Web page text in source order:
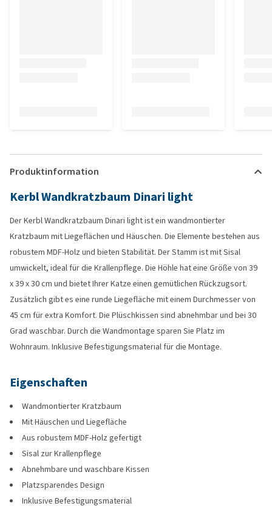
Produktinformation
Kerbl Wandkratzbaum Dinari light
Der Kerbl Wandkratzbaum Dinari light ist ein wandmontierter
Kratzbaum mit Liegeflächen und Häuschen. Die Elemente bestehen aus
robustem MDF-Holz und bieten Stabilität. Der Stamm ist mit Sisal
umwickelt, ideal für die Krallenpflege. Die Höhle hat eine Größe von 39
x 39 x 30 cm und bietet Ihrer Katze einen gemütlichen Rückzugsort.
Zusätzlich gibt es eine runde Liegefläche mit einem Durchmesser von
45 cm für extra Komfort. Die Plüschkissen sind abnehmbar und bei 30
Grad waschbar. Durch die Wandmontage sparen Sie Platz im
Wohnraum. Inklusive Befestigungsmaterial für die Montage.
Eigenschaften
Wandmontierter Kratzbaum
Mit Häuschen und Liegefläche
Aus robustem MDF-Holz gefertigt
Sisal zur Krallenpflege
Abnehmbare und waschbare Kissen
Platzsparendes Design
Inklusive Befestigungsmaterial